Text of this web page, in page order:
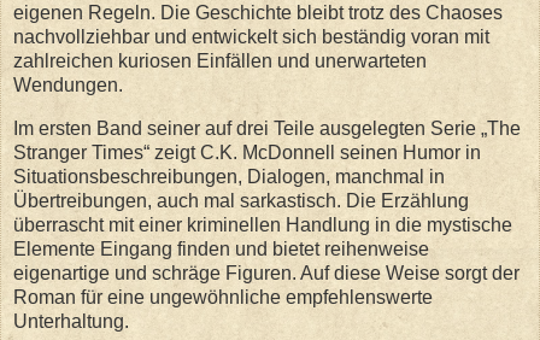
eigenen Regeln. Die Geschichte bleibt trotz des Chaoses
nachvollziehbar und entwickelt sich beständig voran mit
zahlreichen kuriosen Einfällen und unerwarteten
Wendungen.
Im ersten Band seiner auf drei Teile ausgelegten Serie „The
Stranger Times“ zeigt C.K. McDonnell seinen Humor in
Situationsbeschreibungen, Dialogen, manchmal in
Übertreibungen, auch mal sarkastisch. Die Erzählung
überrascht mit einer kriminellen Handlung in die mystische
Elemente Eingang finden und bietet reihenweise
eigenartige und schräge Figuren. Auf diese Weise sorgt der
Roman für eine ungewöhnliche empfehlenswerte
Unterhaltung.